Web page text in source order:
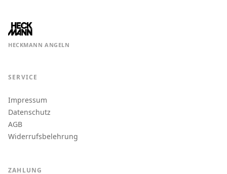
HECKMANN ANGELN
SERVICE
Impressum
Datenschutz
AGB
Widerrufsbelehrung
ZAHLUNG